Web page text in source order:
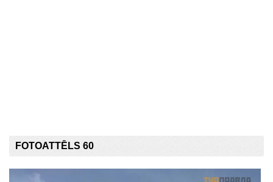
FOTOATTĒLS 60